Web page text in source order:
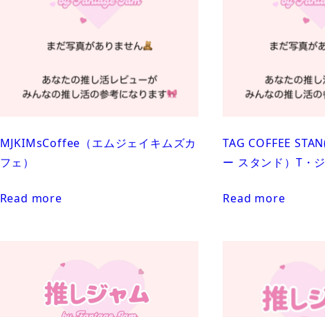
MJKIMsCoffee（エムジェイキムズカ
フェ）
Read more
TAG COFFEE
ー スタンド）T・
Read more